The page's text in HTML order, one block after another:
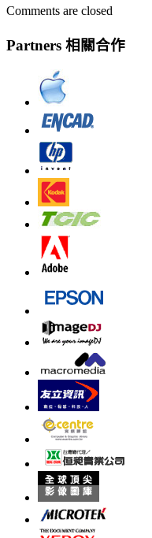
Comments are closed
Partners 相關合作